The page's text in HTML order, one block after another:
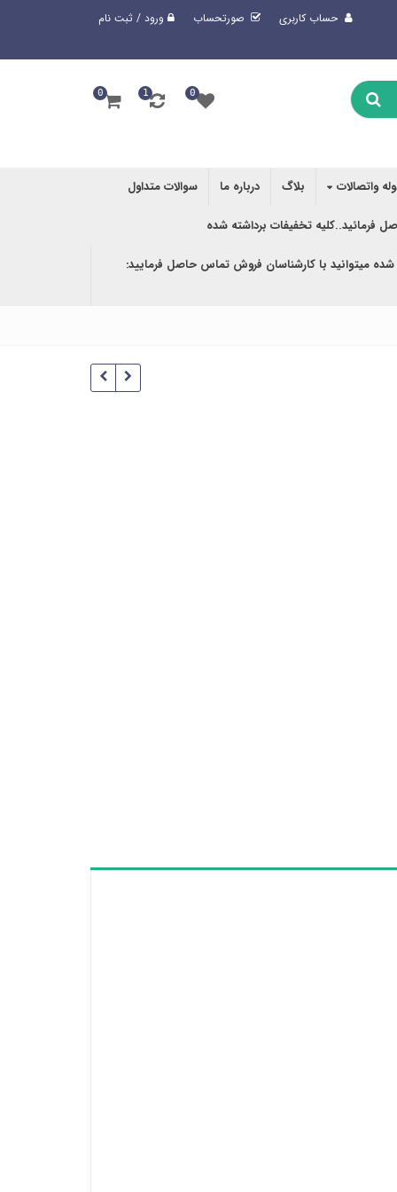
حساب کاربری صورتحساب ورود / ثبت نام
0
1
0
واتصالات بلاگ درباره ما سوالات متداول
فرمائید..کلیه تخفیفات برداشته شده
میتوانید با کارشناسان فروش تماس حاصل فرمایید: